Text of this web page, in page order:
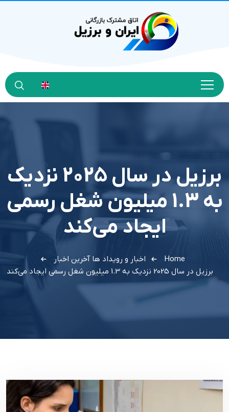
برزیل در سال 2025 نزدیک
به 1.3 میلیون شغل رسمی
ایجاد می‌کند
Home اخبار و رویداد ها آخرین اخبار
برزیل در سال 2025 نزدیک به 1.3 میلیون شغل رسمی ایجاد می‌کند